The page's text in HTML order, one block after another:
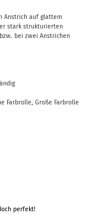
Anstrich auf glattem
stark strukturierten
bei zwei Anstrichen
Farbrolle, Große Farbrolle
perfekt!